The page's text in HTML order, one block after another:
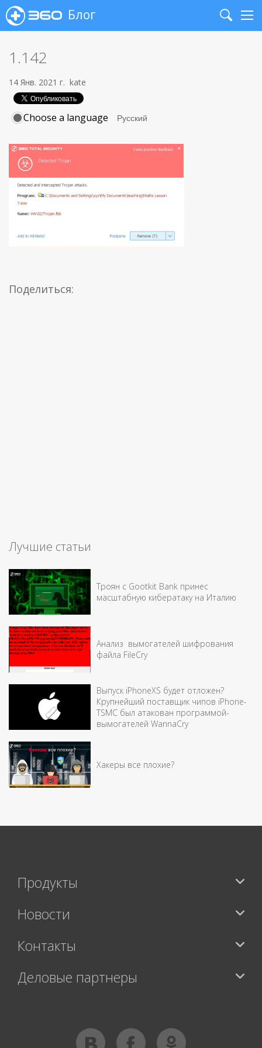
Блог
Search
1.142
14 Янв. 2021 г. kate
Choose a language
Поделиться:
Лучшие статьи
Троян с Gootkit Bank принес
масштабную кибератаку на Италию
Анализ вымогателей шифрования
файла FileCry
Выпуск iPhoneXS будет отложен?
Крупнейший поставщик чипов iPhone-
TSMC был атакован программой-
вымогателей WannaCry
Хакеры все плохие?
Продукты
Новости
Контакты
Деловые партнеры